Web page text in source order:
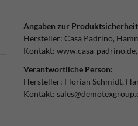
Angaben zur
Hersteller: Casa Padrino
Kontakt: www.casa-padrino.de
Verantwortliche Person:
Hersteller: Florian Schmidt
Kontakt: